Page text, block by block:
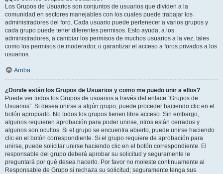
Los Grupos de Usuarios son conjuntos de usuarios que dividen a la
comunidad en sectores manejables con los cuales puede trabajar los
administradores del foro. Cada usuario puede pertenecer a varios grupos y
cada grupo puede tener diferentes permisos. Esto ayuda, a los
administradores, a cambiar los permisos de muchos usuarios a la vez, tales
como los permisos de moderador, o garantizar el acceso a foros privados a los
usuarios.
Arriba
¿Donde están los Grupos de Usuarios y como me puedo unir a ellos?
Puede ver todos los Grupos de usuarios a través del enlace “Grupos de
Usuarios”. Si desea unirse a algún grupo, puede proceder haciendo clic en el
botón apropiado. No todos los grupos tienen libre acceso. Sin embargo,
algunos requieren aprobación para poder unirse, otros están cerrados y
algunos son ocultos. Si el grupo se encuentra abierto, puede unirse haciendo
clic en el botón correspondiente. Si el grupo requiere de aprobación para
unirse, puede solicitar unirse haciendo clic en el botón correspondiente. El
responsable del grupo deberá aprobar su solicitud y seguramente le
preguntará por qué desea hacerlo. Por favor no moleste continuamente al
Responsable de Grupo si rechaza su solicitud; seguramente tenga sus